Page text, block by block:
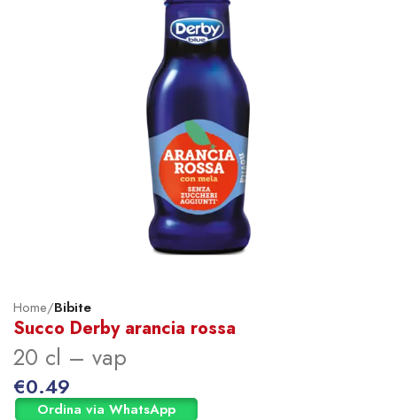
Home Bibite
Succo Derby arancia rossa
20 cl – vap
€0.49
Ordina via WhatsApp